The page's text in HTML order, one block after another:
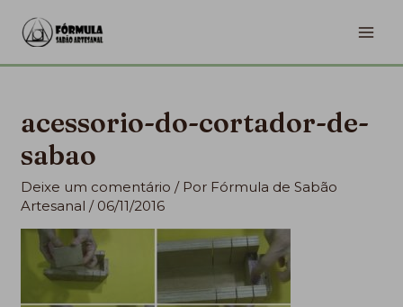
para
o
acessorio-do-cortador-de-
sabao
Deixe um comentário / Por Fórmula de Sabão
Artesanal/ 06/11/2016